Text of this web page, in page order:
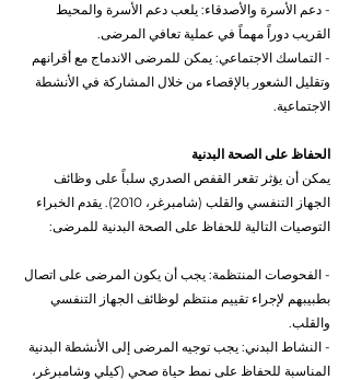
- دعم الأسرة والأصدقاء: يلعب دعم الأسرة والمحيط
القريب دوراً مهماً في عملية تعافي المرضى.
- التماسك الاجتماعي: يمكن للمرضى الاندماج مع أقرانهم
وتقليل الشعور بالإقصاء من خلال المشاركة في الأنشطة
الاجتماعية.
الحفاظ على الصحة البدنية
يمكن أن يؤثر تقعر القفص الصدري سلباً على وظائف
الجهاز التنفسي والقلب (شامبرغر، 2010). يقدم الخبراء
التوصيات التالية للحفاظ على الصحة البدنية للمرضى:
- الفحوصات المنتظمة: يجب أن يكون المرضى على اتصال
بطبيبهم لإجراء تقييم منتظم لوظائف الجهاز التنفسي
والقلب.
- النشاط البدني: يجب توجيه المرضى إلى الأنشطة البدنية
المناسبة للحفاظ على نمط حياة صحي (كيلي وشامبرغر،